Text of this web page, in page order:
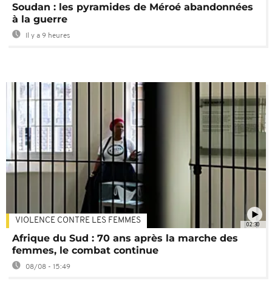
Soudan : les pyramides de Méroé abandonnées
à la guerre
Il y a 9 heures
02:30
VIOLENCE CONTRE LES FEMMES
Afrique du Sud : 70 ans après la marche des
femmes, le combat continue
08/08 - 15:49